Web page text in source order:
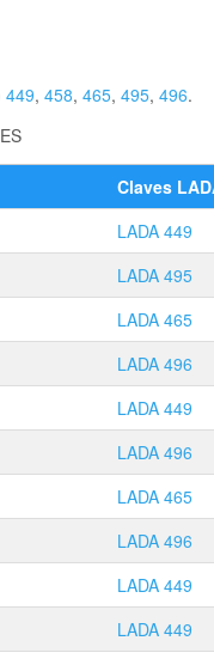
449, 458, 465, 495, 496.
Claves
LADA 449
LADA 495
LADA 465
LADA 496
LADA 449
LADA 496
LADA 465
LADA 496
LADA 449
LADA 449